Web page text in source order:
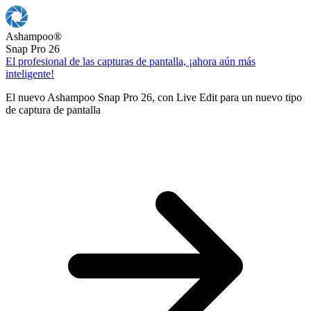
Ashampoo®
Snap Pro 26
El profesional de las capturas de pantalla, ¡ahora aún más
inteligente!
El nuevo Ashampoo Snap Pro 26, con Live Edit para un nuevo tipo
de captura de pantalla